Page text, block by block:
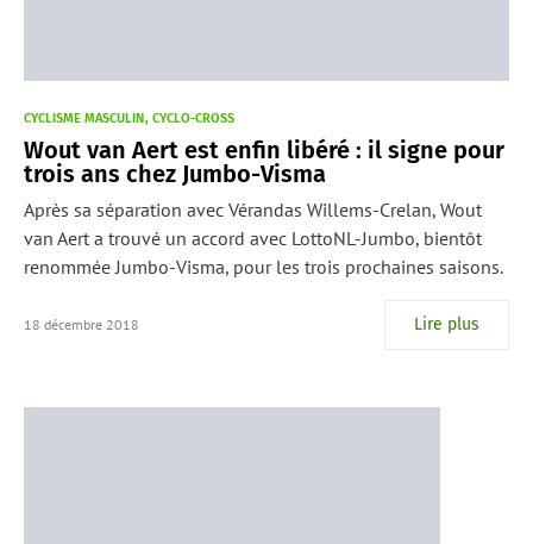
CYCLISME MASCULIN CYCLO-CROSS
Wout van Aert est enfin libéré : il signe pour
trois ans chez Jumbo-Visma
Après sa séparation avec Vérandas Willems-Crelan, Wout
van Aert a trouvé un accord avec LottoNL-Jumbo, bientôt
renommée Jumbo-Visma, pour les trois prochaines saisons.
18 décembre 2018 Lire plus